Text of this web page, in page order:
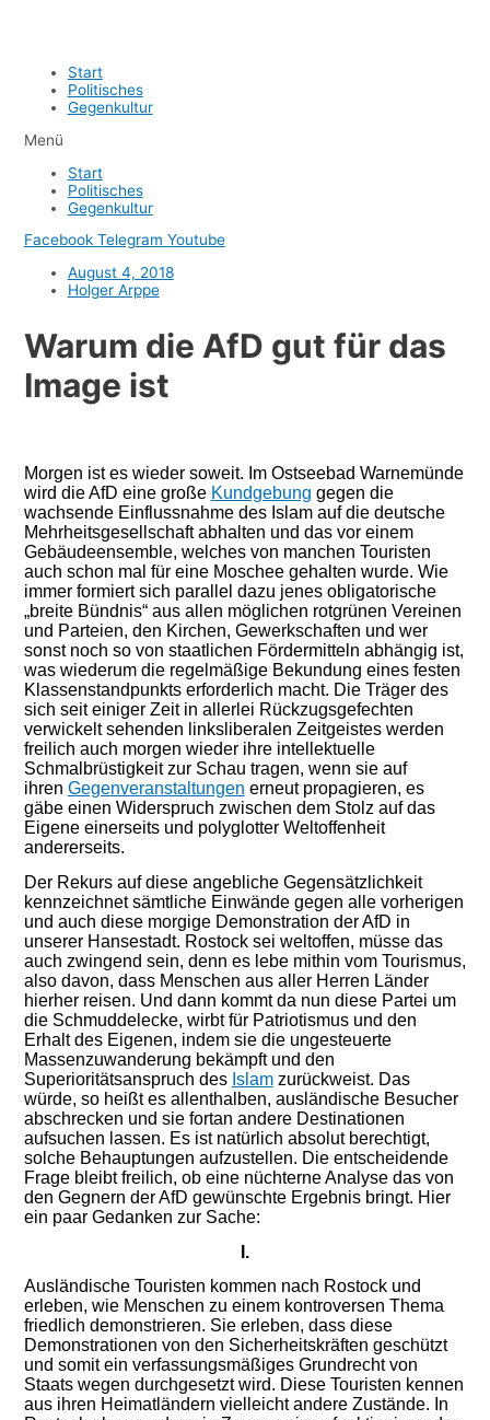
Start
Politisches
Gegenkultur
Menü
Start
Politisches
Gegenkultur
Facebook Telegram Youtube
August 4, 2018
Holger Arppe
Warum die AfD gut für das
Image ist
Morgen ist es wieder soweit. Im Ostseebad Warnemünde
wird die AfD eine große Kundgebung gegen die
wachsende Einflussnahme des Islam auf die deutsche
Mehrheitsgesellschaft abhalten und das vor einem
Gebäudeensemble, welches von manchen Touristen
auch schon mal für eine Moschee gehalten wurde. Wie
immer formiert sich parallel dazu jenes obligatorische
„breite Bündnis“ aus allen möglichen rotgrünen Vereinen
und Parteien, den Kirchen, Gewerkschaften und wer
sonst noch so von staatlichen Fördermitteln abhängig ist,
was wiederum die regelmäßige Bekundung eines festen
Klassenstandpunkts erforderlich macht. Die Träger des
sich seit einiger Zeit in allerlei Rückzugsgefechten
verwickelt sehenden linksliberalen Zeitgeistes werden
freilich auch morgen wieder ihre intellektuelle
Schmalbrüstigkeit zur Schau tragen, wenn sie auf
ihren Gegenveranstaltungen erneut propagieren, es
gäbe einen Widerspruch zwischen dem Stolz auf das
Eigene einerseits und polyglotter Weltoffenheit
andererseits.
Der Rekurs auf diese angebliche Gegensätzlichkeit
kennzeichnet sämtliche Einwände gegen alle vorherigen
und auch diese morgige Demonstration der AfD in
unserer Hansestadt. Rostock sei weltoffen, müsse das
auch zwingend sein, denn es lebe mithin vom Tourismus,
also davon, dass Menschen aus aller Herren Länder
hierher reisen. Und dann kommt da nun diese Partei um
die Schmuddelecke, wirbt für Patriotismus und den
Erhalt des Eigenen, indem sie die ungesteuerte
Massenzuwanderung bekämpft und den
Superioritätsanspruch des Islamzurückweist. Das
würde, so heißt es allenthalben, ausländische Besucher
abschrecken und sie fortan andere Destinationen
aufsuchen lassen. Es ist natürlich absolut berechtigt,
solche Behauptungen aufzustellen. Die entscheidende
Frage bleibt freilich, ob eine nüchterne Analyse das von
den Gegnern der AfD gewünschte Ergebnis bringt. Hier
ein paar Gedanken zur Sache:
I.
Ausländische Touristen kommen nach Rostock und
erleben, wie Menschen zu einem kontroversen Thema
friedlich demonstrieren. Sie erleben, dass diese
Demonstrationen von den Sicherheitskräften geschützt
und somit ein verfassungsmäßiges Grundrecht von
Staats wegen durchgesetzt wird. Diese Touristen kennen
aus ihren Heimatländern vielleicht andere Zustände. In